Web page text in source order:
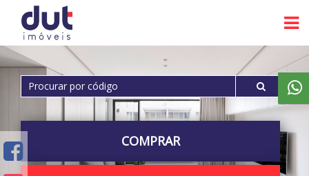
COMPRAR